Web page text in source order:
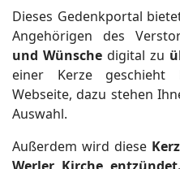
Dieses Gedenkportal
Angehörigen des
und Wünsche digital zu
einer Kerze
Webseite, dazu stehen
Auswahl.
Außerdem wird diese